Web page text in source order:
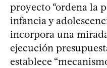
proyecto “ordena la
infancia y
incorpora una
ejecución
establece